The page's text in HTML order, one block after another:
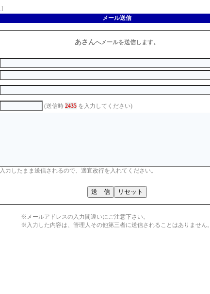
]
メール送信
あさんへメールを送信します。
(送信時 2435を入力してください)
入力したまま送信されるので、適宜改行を入れてください。
※メールアドレスの入力間違いにご注意下さい。
※入力した内容は、管理人その他第三者に送信されることはありません。